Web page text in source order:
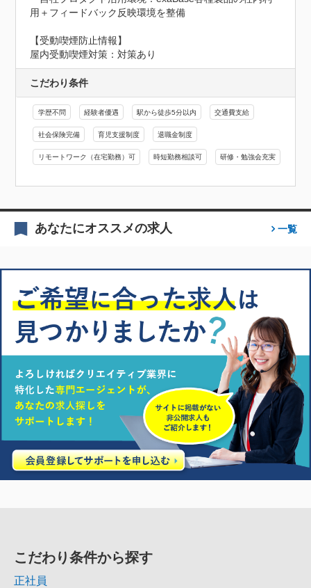
用＋フィードバック反映環境を整備
【受動喫煙防止情報】
屋内受動喫煙対策：対策あり
こだわり条件
学歴不問 経験者優遇 駅から徒歩5分以内 交通費支給
社会保険完備 育児支援制度 退職金制度
リモートワーク（在宅勤務）可 時短勤務相談可 研修・勉強会充実
あなたにオススメの求人 一覧
こだわり条件から探す
正社員